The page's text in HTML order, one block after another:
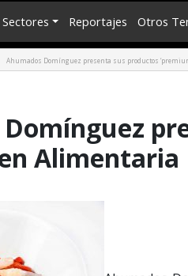
Sectores Reportajes Otros
Ahumados Domínguez presenta sus productos
Alimentaria